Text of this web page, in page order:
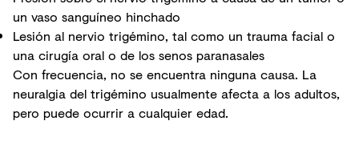
un vaso sanguíneo hinchado
Lesión al nervio trigémino, tal como un trauma facial o
una cirugía oral o de los senos paranasales
Con frecuencia, no se encuentra ninguna causa. La
neuralgia del trigémino usualmente afecta a los adultos,
pero puede ocurrir a cualquier edad.